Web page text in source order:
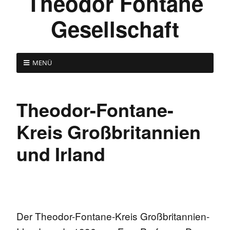
Gesellschaft
MENÜ
Theodor-Fontane-
Kreis Großbritannien
und Irland
Der Theodor-Fontane-Kreis Großbritannien-